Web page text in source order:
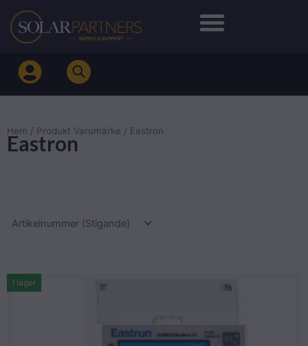
Hoppa
innehåll
Hem / Produkt Varumärke / Eastron
Eastron
I lager